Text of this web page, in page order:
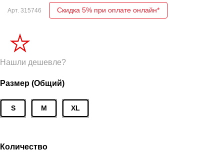
Арт. 315746 Скидка 5% при оплате онлайн*
Нашли дешевле?
Размер (Общий)
S M XL
Количество